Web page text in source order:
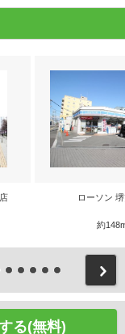
ローソン
約
る(無料)